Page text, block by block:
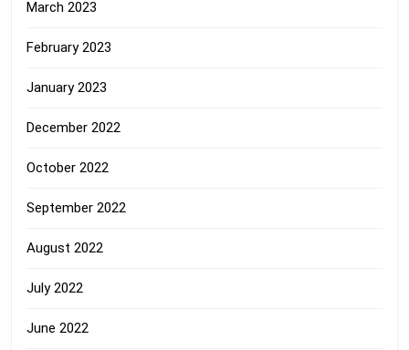
March 2023
February 2023
January 2023
December 2022
October 2022
September 2022
August 2022
July 2022
June 2022